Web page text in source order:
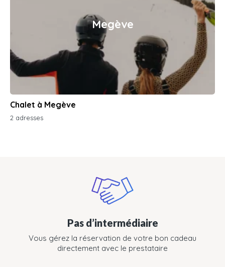
Megève
Chalet à Megève
2 adresses
Pas d’intermédiaire
Vous gérez la réservation de votre bon cadeau
directement avec le prestataire